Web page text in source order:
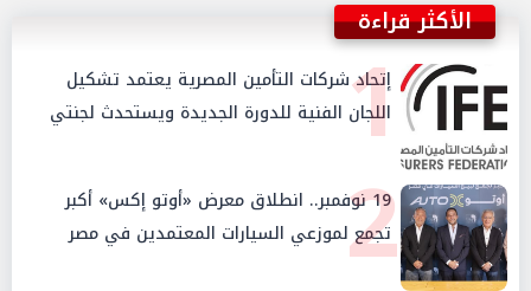
الأكثر قراءة
1
إتحاد شركات التأمين المصرية يعتمد تشكيل
اللجان الفنية للدورة الجديدة ويستحدث لجنتي
الأمن السيبراني والإستثمار والإدخار
219 نوفمبر.. انطلاق معرض «أوتو إكس» أكبر
تجمع لموزعي السيارات المعتمدين في مصر